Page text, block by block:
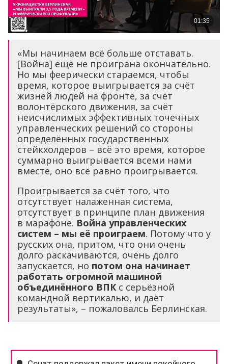
«Мы начинаем всё больше отставать.
[Война] ещё не проиграна окончательно.
Но мы феерически стараемся, чтобы
время, которое выигрывается за счёт
жизней людей на фронте, за счёт
волонтёрского движения, за счёт
неисчислимых эффективных точечных
управленческих решений со стороны
определённых государственных
стейкхолдеров – всё это время, которое
суммарно выигрывается всеми нами
вместе, оно всё равно проигрывается.
Проигрывается за счёт того, что
отсутствует налаженная система,
отсутствует в принципе план движения
в марафоне. Война управленческих
систем – мы её проиграем. Потому что у
русских она, притом, что они очень
долго раскачиваются, очень долго
запускается, но потом она начинает
работать огромной машиной
объединённого ВПК с серьёзной
командной вертикалью, и даёт
результаты», – пожаловалсь Берлинская.